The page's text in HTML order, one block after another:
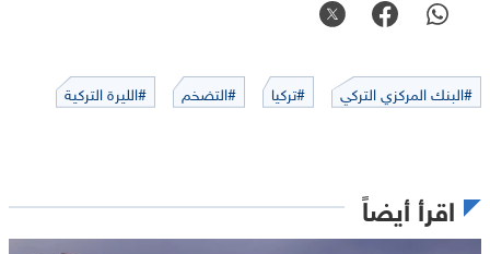
#البنك المركزي التركي #تركيا #التضخم #الليرة التركية
اقرأ أيضاً